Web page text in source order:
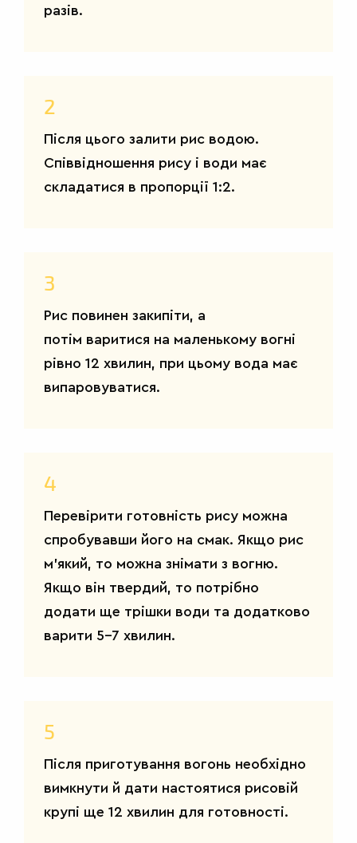
СТРАВИразів.
2
Після цього залити рис водою.
Співвідношення рису і води має
складатися в пропорції 1:2.
3
Рис повинен закипіти, а
потім варитися на маленькому вогні
рівно 12 хвилин, при цьому вода має
випаровуватися.
4
Перевірити готовність рису можна
спробувавши його на смак. Якщо рис
м’який, то можна знімати з вогню.
Якщо він твердий, то потрібно
додати ще трішки води та додатково
варити 5-7 хвилин.
5
Після приготування вогонь необхідно
вимкнути й дати настоятися рисовій
крупі ще 12 хвилин для готовності.